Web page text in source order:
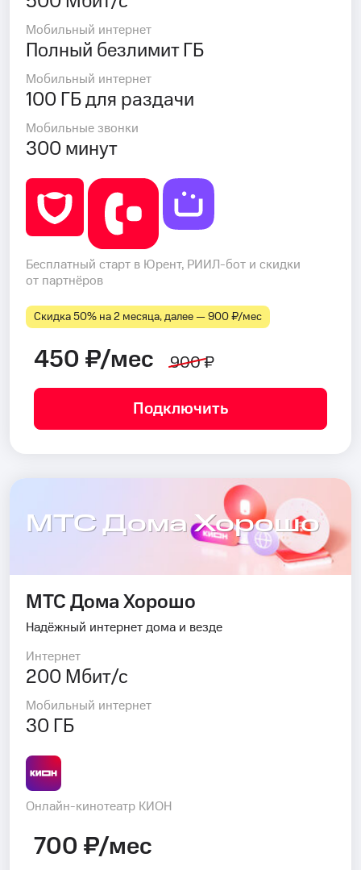
Мобильный интернет
Полный безлимит ГБ
Мобильный интернет
100 ГБ для раздачи
Мобильные звонки
300 минут
Бесплатный старт в Юрент, РИИЛ-бот и скидки
от партнёров
Скидка 50% на 2 месяца, далее — 900 ₽⁠/⁠мес
450 ₽/мес 900 ₽
Подключить
МТС Дома Хорошо
МТС Дома Хорошо
Надёжный интернет дома и везде
Интернет
200 Мбит/с
Мобильный интернет
30 ГБ
Онлайн-кинотеатр КИОН
700 ₽/мес